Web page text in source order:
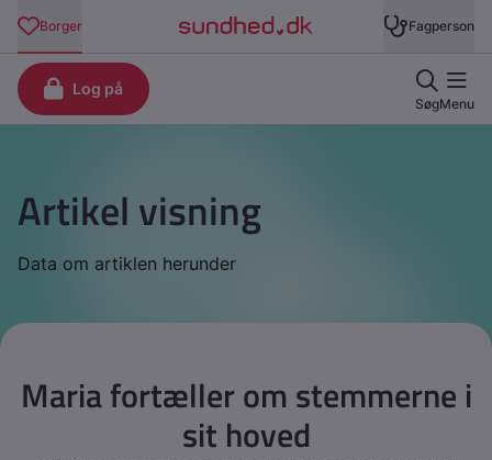
Artikel visning
Data om artiklen herunder
Maria fortæller om stemmerne i
sit hoved